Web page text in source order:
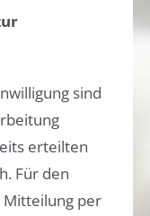
sind
erteilten
Für den
per